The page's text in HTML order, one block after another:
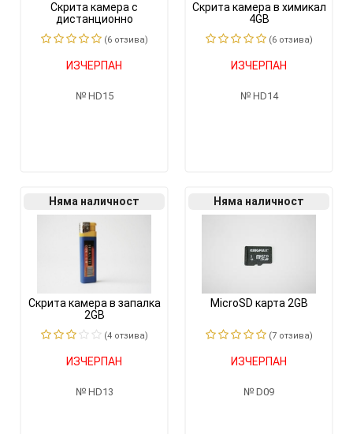
Скрита камера с
дистанционно
управление 4GB
(6 отзивa)
ИЗЧЕРПАН
HD15
Скрита камера в химикал
4GB
(6 отзивa)
ИЗЧЕРПАН
HD14
Няма наличност
Скрита камера в запалка
2GB
(4 отзивa)
ИЗЧЕРПАН
HD13
Няма наличност
MicroSD карта 2GB
(7 отзивa)
ИЗЧЕРПАН
D09